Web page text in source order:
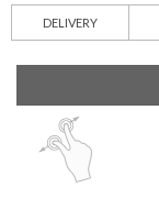
DELIVERY